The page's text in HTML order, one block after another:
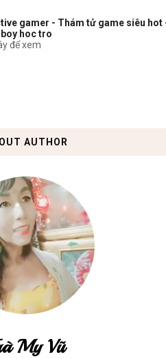
gamer - Thám tử game siêu hot
hoc tro
để xem
AUTHOR
My Vũ